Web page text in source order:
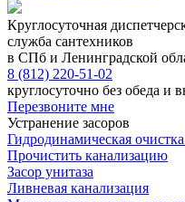
Круглосуточная
служба сантехников
в СПб и Ленинградской
8 (812) 220-51-02
круглосуточно без обеда и
Перезвоните мне
Устранение засоров
Гидродинамическая
Прочистить канализацию
Засор унитаза
Ливневая канализация